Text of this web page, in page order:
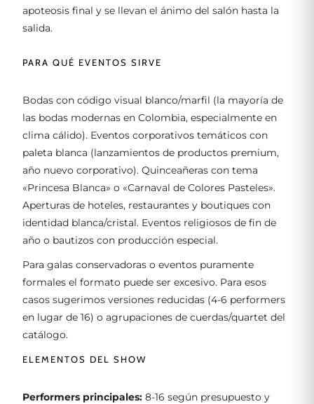
apoteosis final y se llevan el ánimo del salón hasta la
salida.
PARA QUÉ EVENTOS SIRVE
Bodas con código visual blanco/marfil (la mayoría de
las bodas modernas en Colombia, especialmente en
clima cálido). Eventos corporativos temáticos con
paleta blanca (lanzamientos de productos premium,
año nuevo corporativo). Quinceañeras con tema
«Princesa Blanca» o «Carnaval de Colores Pasteles».
Aperturas de hoteles, restaurantes y boutiques con
identidad blanca/cristal. Eventos religiosos de fin de
año o bautizos con producción especial.
Para galas conservadoras o eventos puramente
formales el formato puede ser excesivo. Para esos
casos sugerimos versiones reducidas (4-6 performers
en lugar de 16) o agrupaciones de cuerdas/quartet del
catálogo.
ELEMENTOS DEL SHOW
Performers principales: 8-16 según presupuesto y